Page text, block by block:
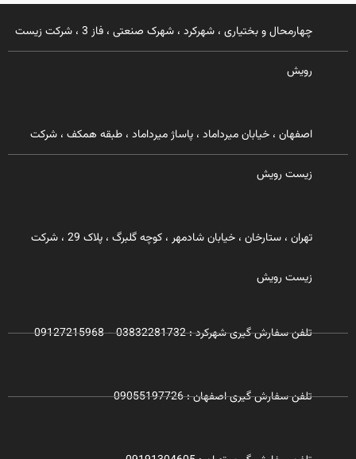
چهارمحال و بختیاری ، شهرکرد ، شهرک صنعتی ، فاز 3 ، شرکت زیست
رویش
اصفهان ، خیابان میرداماد ، پاساژ میرداماد ، طبقه همکف ، شرکت
زیست رویش
تهران ، ستارخان ، خیابان شادمهر ، کوچه گلبرگ ، پلاک 29 ، شرکت
زیست رویش
تلفن سفارش گیری شهرکرد : 03832281732 - 09127215968
تلفن سفارش گیری اصفهان : 09055197726